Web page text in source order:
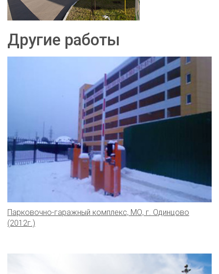
Другие работы
Парковочно-гаражный комплекс, МО, г. Одинцово
(2012г.)